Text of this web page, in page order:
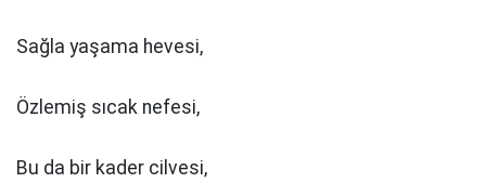
Sağla yaşama hevesi,
Özlemiş sıcak nefesi,
Bu da bir kader cilvesi,